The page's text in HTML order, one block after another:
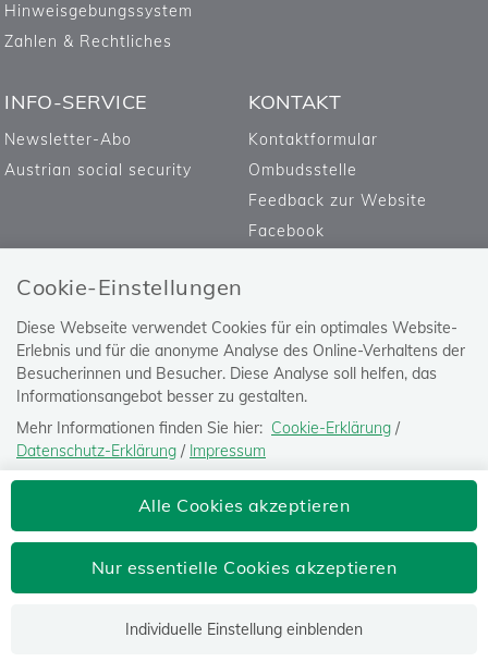
Cookie-Einstellungen
Diese Webseite verwendet Cookies für ein optimales Website-
Erlebnis und für die anonyme Analyse des Online-Verhaltens der
Besucherinnen und Besucher. Diese Analyse soll helfen, das
Informationsangebot besser zu gestalten.
Mehr Informationen finden Sie hier: Cookie-Erklärung /
Datenschutz-Erklärung / Impressum
Die Einstellung können Sie jederzeit auf der Seite "Datenschutz-
" ändern.Alle Cookies akzeptieren
Nur essentielle Cookies akzeptieren
Individuelle Einstellung einblenden
Bediensteter, Eisenbahnen und Bergbau
Hinweisgebungssystem
Zahlen & Rechtliches
INFO-SERVICE
Newsletter-Abo
Austrian social security
KONTAKT
Kontaktformular
Ombudsstelle
Feedback zur Website
Facebook